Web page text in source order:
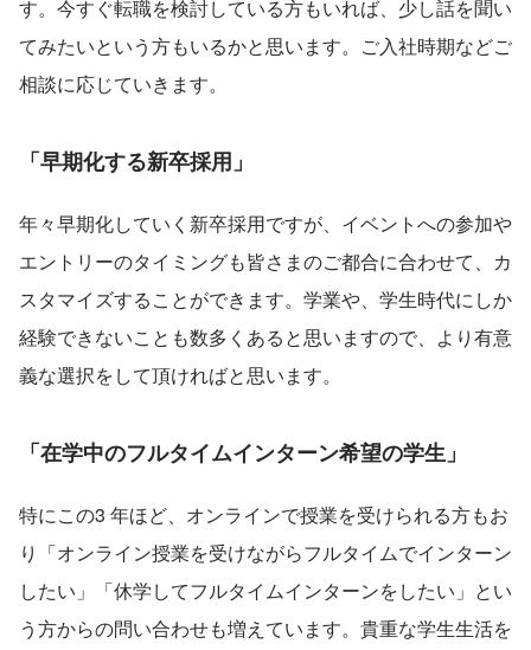
す。今すぐ転職を検討している方もいれば、少し話を聞い
てみたいという方もいるかと思います。ご入社時期などご
相談に応じていきます。
「早期化する新卒採用」
年々早期化していく新卒採用ですが、イベントへの参加や
エントリーのタイミングも皆さまのご都合に合わせて、カ
スタマイズすることができます。学業や、学生時代にしか
経験できないことも数多くあると思いますので、より有意
義な選択をして頂ければと思います。
「在学中のフルタイムインターン希望の学生」
特にこの3 年ほど、オンラインで授業を受けられる方もお
り「オンライン授業を受けながらフルタイムでインターン
したい」「休学してフルタイムインターンをしたい」とい
う方からの問い合わせも増えています。貴重な学生生活を